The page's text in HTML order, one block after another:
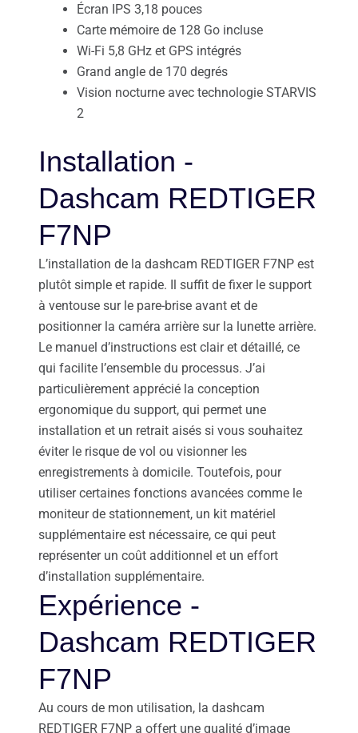
Écran IPS 3,18 pouces
Carte mémoire de 128 Go incluse
Wi-Fi 5,8 GHz et GPS intégrés
Grand angle de 170 degrés
Vision nocturne avec technologie STARVIS
2
Installation -
Dashcam REDTIGER
F7NP
L’installation de la dashcam REDTIGER F7NP est
plutôt simple et rapide. Il suffit de fixer le support
à ventouse sur le pare-brise avant et de
positionner la caméra arrière sur la lunette arrière.
Le manuel d’instructions est clair et détaillé, ce
qui facilite l’ensemble du processus. J’ai
particulièrement apprécié la conception
ergonomique du support, qui permet une
installation et un retrait aisés si vous souhaitez
éviter le risque de vol ou visionner les
enregistrements à domicile. Toutefois, pour
utiliser certaines fonctions avancées comme le
moniteur de stationnement, un kit matériel
supplémentaire est nécessaire, ce qui peut
représenter un coût additionnel et un effort
d’installation supplémentaire.
Expérience -
Dashcam REDTIGER
F7NP
Au cours de mon utilisation, la dashcam
REDTIGER F7NP a offert une qualité d’image